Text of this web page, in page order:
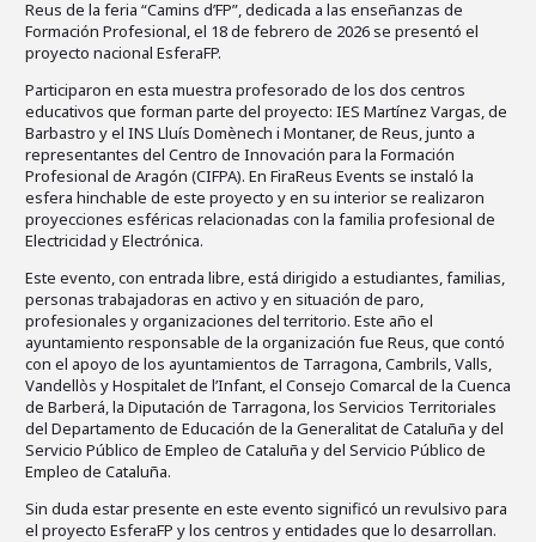
Reus de la feria “Camins d’FP”, dedicada a las enseñanzas de
Formación Profesional, el 18 de febrero de 2026 se presentó el
proyecto nacional EsferaFP.
Participaron en esta muestra profesorado de los dos centros
educativos que forman parte del proyecto: IES Martínez Vargas, de
Barbastro y el INS Lluís Domènech i Montaner, de Reus, junto a
representantes del Centro de Innovación para la Formación
Profesional de Aragón (CIFPA). En FiraReus Events se instaló la
esfera hinchable de este proyecto y en su interior se realizaron
proyecciones esféricas relacionadas con la familia profesional de
Electricidad y Electrónica.
Este evento, con entrada libre, está dirigido a estudiantes, familias,
personas trabajadoras en activo y en situación de paro,
profesionales y organizaciones del territorio. Este año el
ayuntamiento responsable de la organización fue Reus, que contó
con el apoyo de los ayuntamientos de Tarragona, Cambrils, Valls,
Vandellòs y Hospitalet de l’Infant, el Consejo Comarcal de la Cuenca
de Barberá, la Diputación de Tarragona, los Servicios Territoriales
del Departamento de Educación de la Generalitat de Cataluña y del
Servicio Público de Empleo de Cataluña y del Servicio Público de
Empleo de Cataluña.
Sin duda estar presente en este evento significó un revulsivo para
el proyecto EsferaFP y los centros y entidades que lo desarrollan.